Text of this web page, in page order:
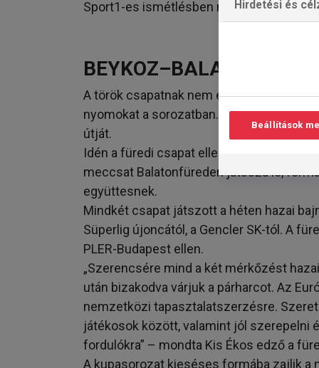
Sport1-es ismétlésben megnézheti.
BEYKOZ–BALATONFÜRED
A török csapatnak nem ez az első
nyomokat a sorozatban. Tavaly bejutott a
útját.
Idén a füredi csapat ellenfeléül sorsolták
meccsat Balatonfüreden játssza le,
együttesnek.
Mindkét csapat játszott a héten hazai
Süperlig újoncától, a Gencler SK-tól. A
PLER-Budapest ellen.
„Szerencsére mind a két mérkőzést
után bizakodva várjuk a párharcot. Az
nemzetközi tapasztalatszerzésre.
játékosok között, valamint jól szerepelni
fordulókra” – mondta Kis Ékos edző a
A kupasorozat kieséses formába zajlik a
Hirdetési és
Beállítások